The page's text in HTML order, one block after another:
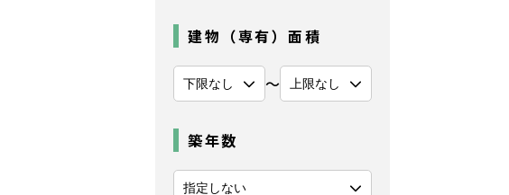
建物（専有）面積
〜
築年数